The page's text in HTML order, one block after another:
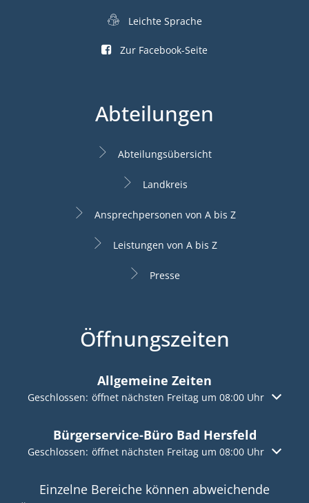
Leichte Sprache
Zur Facebook-Seite
Abteilungen
Abteilungsübersicht
Landkreis
Ansprechpersonen von A bis Z
Leistungen von A bis Z
Presse
Öffnungszeiten
Allgemeine Zeiten
Klicken, um weitere Öffnungs- oder Schließzeiten
Geschlossen: öffnet nächsten Freitag um 08:00 Uhr
Bürgerservice-Büro Bad Hersfeld
Klicken, um weitere Öffnungs- oder Schließzeiten
Geschlossen: öffnet nächsten Freitag um 08:00 Uhr
Einzelne Bereiche können abweichende